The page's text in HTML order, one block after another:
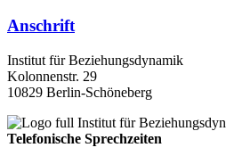
Anschrift
Institut für Beziehungsdynamik
Kolonnenstr. 29
10829 Berlin-Schöneberg
Telefonische Sprechzeiten